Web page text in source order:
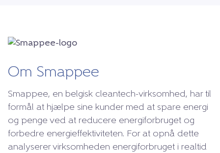
Om Smappee
Smappee, en belgisk cleantech-virksomhed, har til
formål at hjælpe sine kunder med at spare energi
og penge ved at reducere energiforbruget og
forbedre energieffektiviteten. For at opnå dette
analyserer virksomheden energiforbruget i realtid